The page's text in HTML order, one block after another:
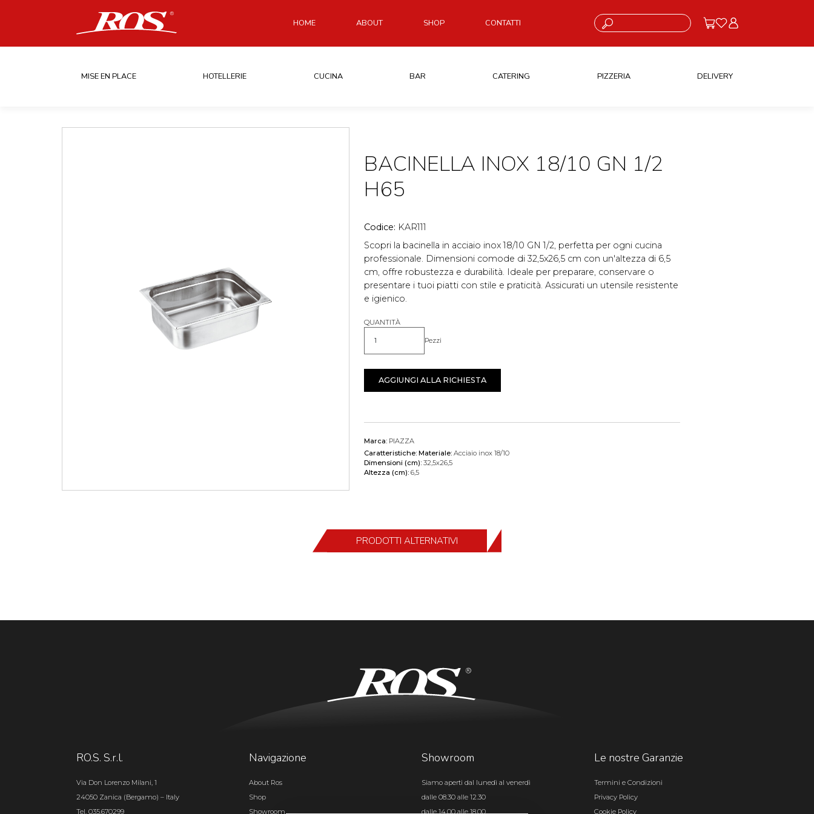
HOME ABOUT SHOP CONTATTI Cosa stai cercando?
MISE EN PLACE HOTELLERIE CUCINA BAR CATERING PIZZERIA DELIVERY
BACINELLA INOX 18/10 GN 1/2
H65
Codice: KAR111
Scopri la bacinella in acciaio inox 18/10 GN 1/2, perfetta per ogni cucina
professionale. Dimensioni comode di 32,5x26,5 cm con un'altezza di 6,5
cm, offre robustezza e durabilità. Ideale per preparare, conservare o
presentare i tuoi piatti con stile e praticità. Assicurati un utensile resistente
e igienico.
QUANTITÀ
Quantità Pezzi
AGGIUNGI ALLA RICHIESTA
Marca: PIAZZA
Caratteristiche: Materiale: Acciaio inox 18/10
Dimensioni (cm): 32,5x26,5
Altezza (cm): 6,5
PRODOTTI ALTERNATIVI
RO.S. S.r.l.
Via Don Lorenzo Milani, 1
24050 Zanica (Bergamo) – Italy
Tel. 035.670299
Navigazione
About Ros
Shop
Showroom
Showroom
Siamo aperti dal lunedì al venerdì
dalle 08.30 alle 12.30
dalle 14.00 alle 18.00
Le nostre Garanzie
Termini e Condizioni
Privacy Policy
Cookie Policy